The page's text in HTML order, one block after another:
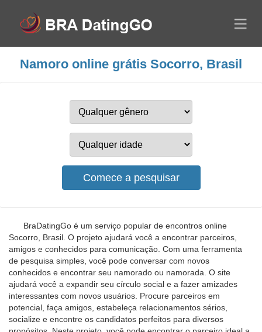
Namoro online grátis Socorro, Brasil
BraDatingGo é um serviço popular de encontros online
Socorro, Brasil. O projeto ajudará você a encontrar parceiros,
amigos e conhecidos para comunicação. Com uma ferramenta
de pesquisa simples, você pode conversar com novos
conhecidos e encontrar seu namorado ou namorada. O site
ajudará você a expandir seu círculo social e a fazer amizades
interessantes com novos usuários. Procure parceiros em
potencial, faça amigos, estabeleça relacionamentos sérios,
socialize e encontre os candidatos perfeitos para diversos